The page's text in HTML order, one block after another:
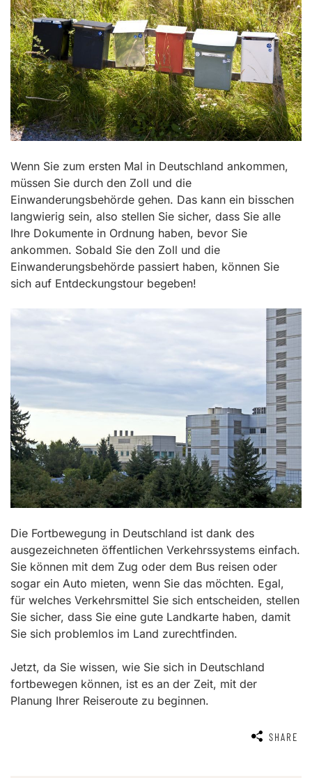
Wenn Sie zum ersten Mal in Deutschland ankommen,
müssen Sie durch den Zoll und die
Einwanderungsbehörde gehen. Das kann ein bisschen
langwierig sein, also stellen Sie sicher, dass Sie alle
Ihre Dokumente in Ordnung haben, bevor Sie
ankommen. Sobald Sie den Zoll und die
Einwanderungsbehörde passiert haben, können Sie
sich auf Entdeckungstour begeben!
Die Fortbewegung in Deutschland ist dank des
ausgezeichneten öffentlichen Verkehrssystems einfach.
Sie können mit dem Zug oder dem Bus reisen oder
sogar ein Auto mieten, wenn Sie das möchten. Egal,
für welches Verkehrsmittel Sie sich entscheiden, stellen
Sie sicher, dass Sie eine gute Landkarte haben, damit
Sie sich problemlos im Land zurechtfinden.
Jetzt, da Sie wissen, wie Sie sich in Deutschland
fortbewegen können, ist es an der Zeit, mit der
Planung Ihrer Reiseroute zu beginnen.
SHARE